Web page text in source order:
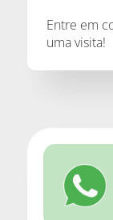
Entre em
uma visita!